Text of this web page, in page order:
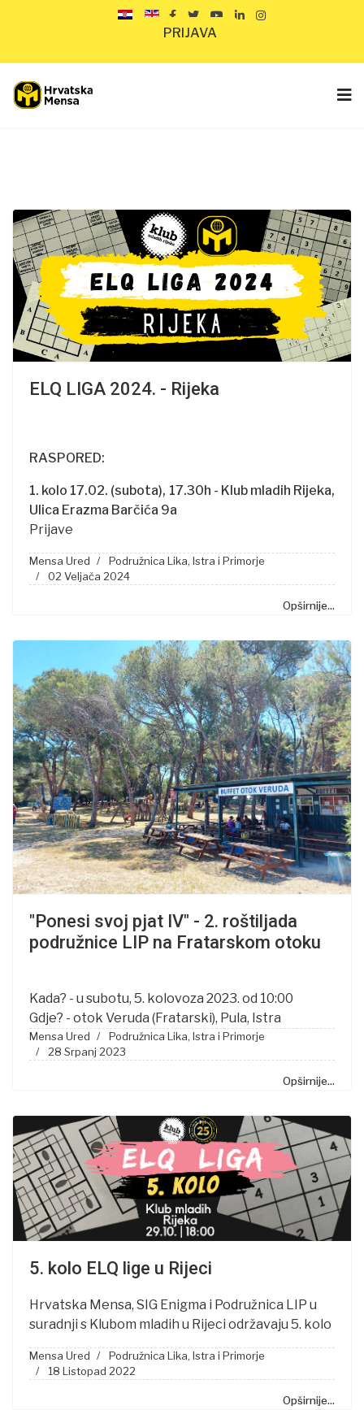
PRIJAVA
ELQ LIGA 2024. - Rijeka
RASPORED:
1. kolo 17.02. (subota), 17.30h - Klub mladih Rijeka,
Ulica Erazma Barčića 9a
Prijave
Mensa Ured
Podružnica Lika, Istra i Primorje
02 Veljača 2024
Opširnije...
"Ponesi svoj pjat IV" - 2. roštiljada
podružnice LIP na Fratarskom otoku
Kada? - u subotu, 5. kolovoza 2023. od 10:00
Gdje? - otok Veruda (Fratarski), Pula, Istra
Mensa Ured
Podružnica Lika, Istra i Primorje
28 Srpanj 2023
Opširnije...
5. kolo ELQ lige u Rijeci
Hrvatska Mensa, SIG Enigma i Podružnica LIP u
suradnji s Klubom mladih u Rijeci održavaju 5. kolo
Mensa Ured
Podružnica Lika, Istra i Primorje
18 Listopad 2022
Opširnije...